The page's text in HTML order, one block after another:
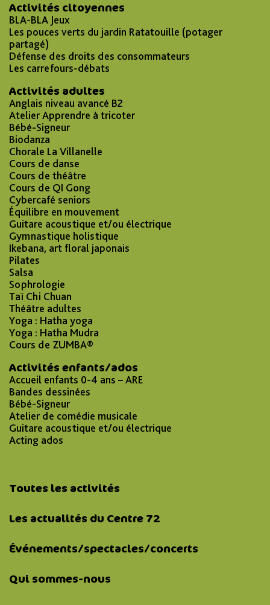
Activités citoyennes
BLA-BLA Jeux
Les pouces verts du jardin Ratatouille (potager
partagé)
Défense des droits des consommateurs
Les carrefours-débats
Activités adultes
Anglais niveau avancé B2
Atelier Apprendre à tricoter
Bébé-Signeur
Biodanza
Chorale La Villanelle
Cours de danse
Cours de théâtre
Cours de QI Gong
Cybercafé seniors
Équilibre en mouvement
Guitare acoustique et/ou électrique
Gymnastique holistique
Ikebana, art floral japonais
Pilates
Salsa
Sophrologie
Taï Chi Chuan
Théâtre adultes
Yoga : Hatha yoga
Yoga : Hatha Mudra
Cours de ZUMBA®
Activités enfants/ados
Accueil enfants 0-4 ans – ARE
Bandes dessinées
Bébé-Signeur
Atelier de comédie musicale
Guitare acoustique et/ou électrique
Acting ados
Toutes les activités
Les actualités du Centre 72
Événements/spectacles/concerts
Qui sommes-nous